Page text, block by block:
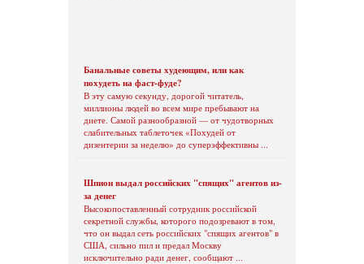
Банальные советы худеющим, или как
похудеть на фаст-фуде?
В эту самую секунду, дорогой читатель,
миллионы людей во всем мире пребывают на
диете. Самой разнообразной — от чудотворных
слабительных таблеточек «Похудей от
дизентерии за неделю» до суперэффективны ...
Шпион выдал российских "спящих" агентов из-
за денег
Высокопоставленный сотрудник российской
секретной службы, которого подозревают в том,
что он выдал сеть российских "спящих агентов" в
США, сильно пил и предал Москву
исключительно ради денег, сообщают ...